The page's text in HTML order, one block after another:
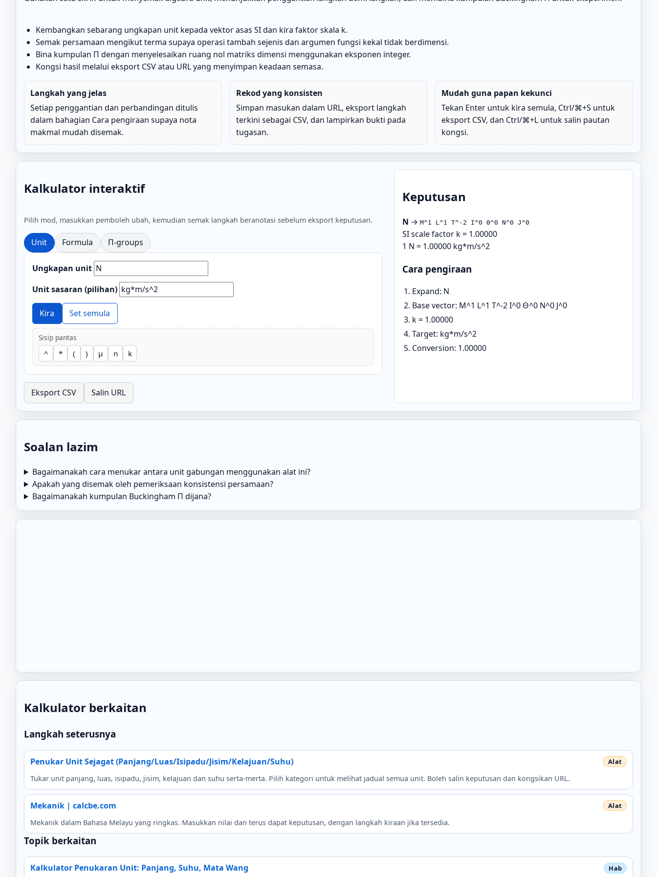
Kembangkan sebarang ungkapan unit kepada vektor asas SI dan kira faktor skala k.
Semak persamaan mengikut terma supaya operasi tambah sejenis dan argumen fungsi kekal tidak berdimensi.
Bina kumpulan Π dengan menyelesaikan ruang nol matriks dimensi menggunakan eksponen integer.
Kongsi hasil melalui eksport CSV atau URL yang menyimpan keadaan semasa.
Langkah yang jelas
Setiap penggantian dan perbandingan ditulis
dalam bahagian Cara pengiraan supaya nota
makmal mudah disemak.
Rekod yang konsisten
Simpan masukan dalam URL, eksport langkah
terkini sebagai CSV, dan lampirkan bukti pada
tugasan.
Mudah guna papan kekunci
Tekan Enter untuk kira semula, Ctrl/⌘+S untuk
eksport CSV, dan Ctrl/⌘+L untuk salin pautan
kongsi.
Kalkulator interaktif
Pilih mod, masukkan pemboleh ubah, kemudian semak langkah beranotasi sebelum eksport keputusan.
Unit Formula Π-groups
Ungkapan unit
Unit sasaran (pilihan)
Kira Set semula
Sisip pantas
^ * ( ) μ n k
Eksport CSV Salin URL
Keputusan
N →M^1 L^1 T^-2 I^0 Θ^0 N^0 J^0
SI scale factor k = 1.00000
1 N = 1.00000 kg*m/s^2
Cara pengiraan
Expand: N
Base vector: M^1 L^1 T^-2 I^0 Θ^0 N^0 J^0
k = 1.00000
Target: kg*m/s^2
Conversion: 1.00000
Soalan lazim
Bagaimanakah cara menukar antara unit gabungan menggunakan alat ini?
Apakah yang disemak oleh pemeriksaan konsistensi persamaan?
Bagaimanakah kumpulan Buckingham Π dijana?
Kalkulator berkaitan
Langkah seterusnya
Penukar Unit Sejagat (Panjang/Luas/Isipadu/Jisim/Kelajuan/Suhu)
Tukar unit panjang, luas, isipadu, jisim, kelajuan dan suhu serta-merta. Pilih kategori untuk melihat jadual semua unit. Boleh salin keputusan dan kongsikan URL.
Mekanik | calcbe.com
Mekanik dalam Bahasa Melayu yang ringkas. Masukkan nilai dan terus dapat keputusan, dengan langkah kiraan jika tersedia.
Topik berkaitan
Kalkulator Penukaran Unit: Panjang, Suhu, Mata Wang